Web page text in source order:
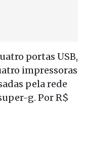
portas USB,
impressoras
pela rede
g. Por R$